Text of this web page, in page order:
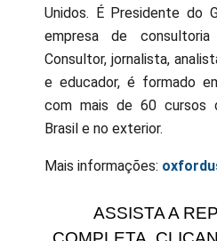
Unidos. É Presidente do
empresa de
Consultor, jornalista,
e educador, é formado
com mais de 60 cursos
Brasil e no exterior.
Mais informações:
ASSISTA A